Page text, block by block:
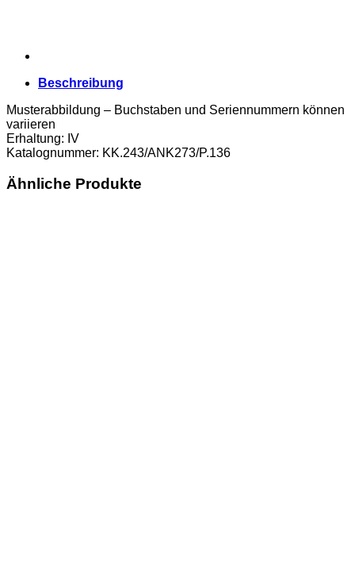
Beschreibung
Musterabbildung – Buchstaben und Seriennummern können
variieren
Erhaltung: IV
Katalognummer: KK.243/ANK273/P.136
Ähnliche Produkte